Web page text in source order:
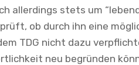
allerdings stets um
ob durch ihn eine
TDG nicht dazu
neu begründen